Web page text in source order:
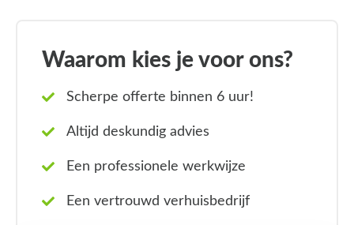
Waarom kies je voor ons?
Scherpe offerte binnen 6 uur!
Altijd deskundig advies
Een professionele werkwijze
Een vertrouwd verhuisbedrijf